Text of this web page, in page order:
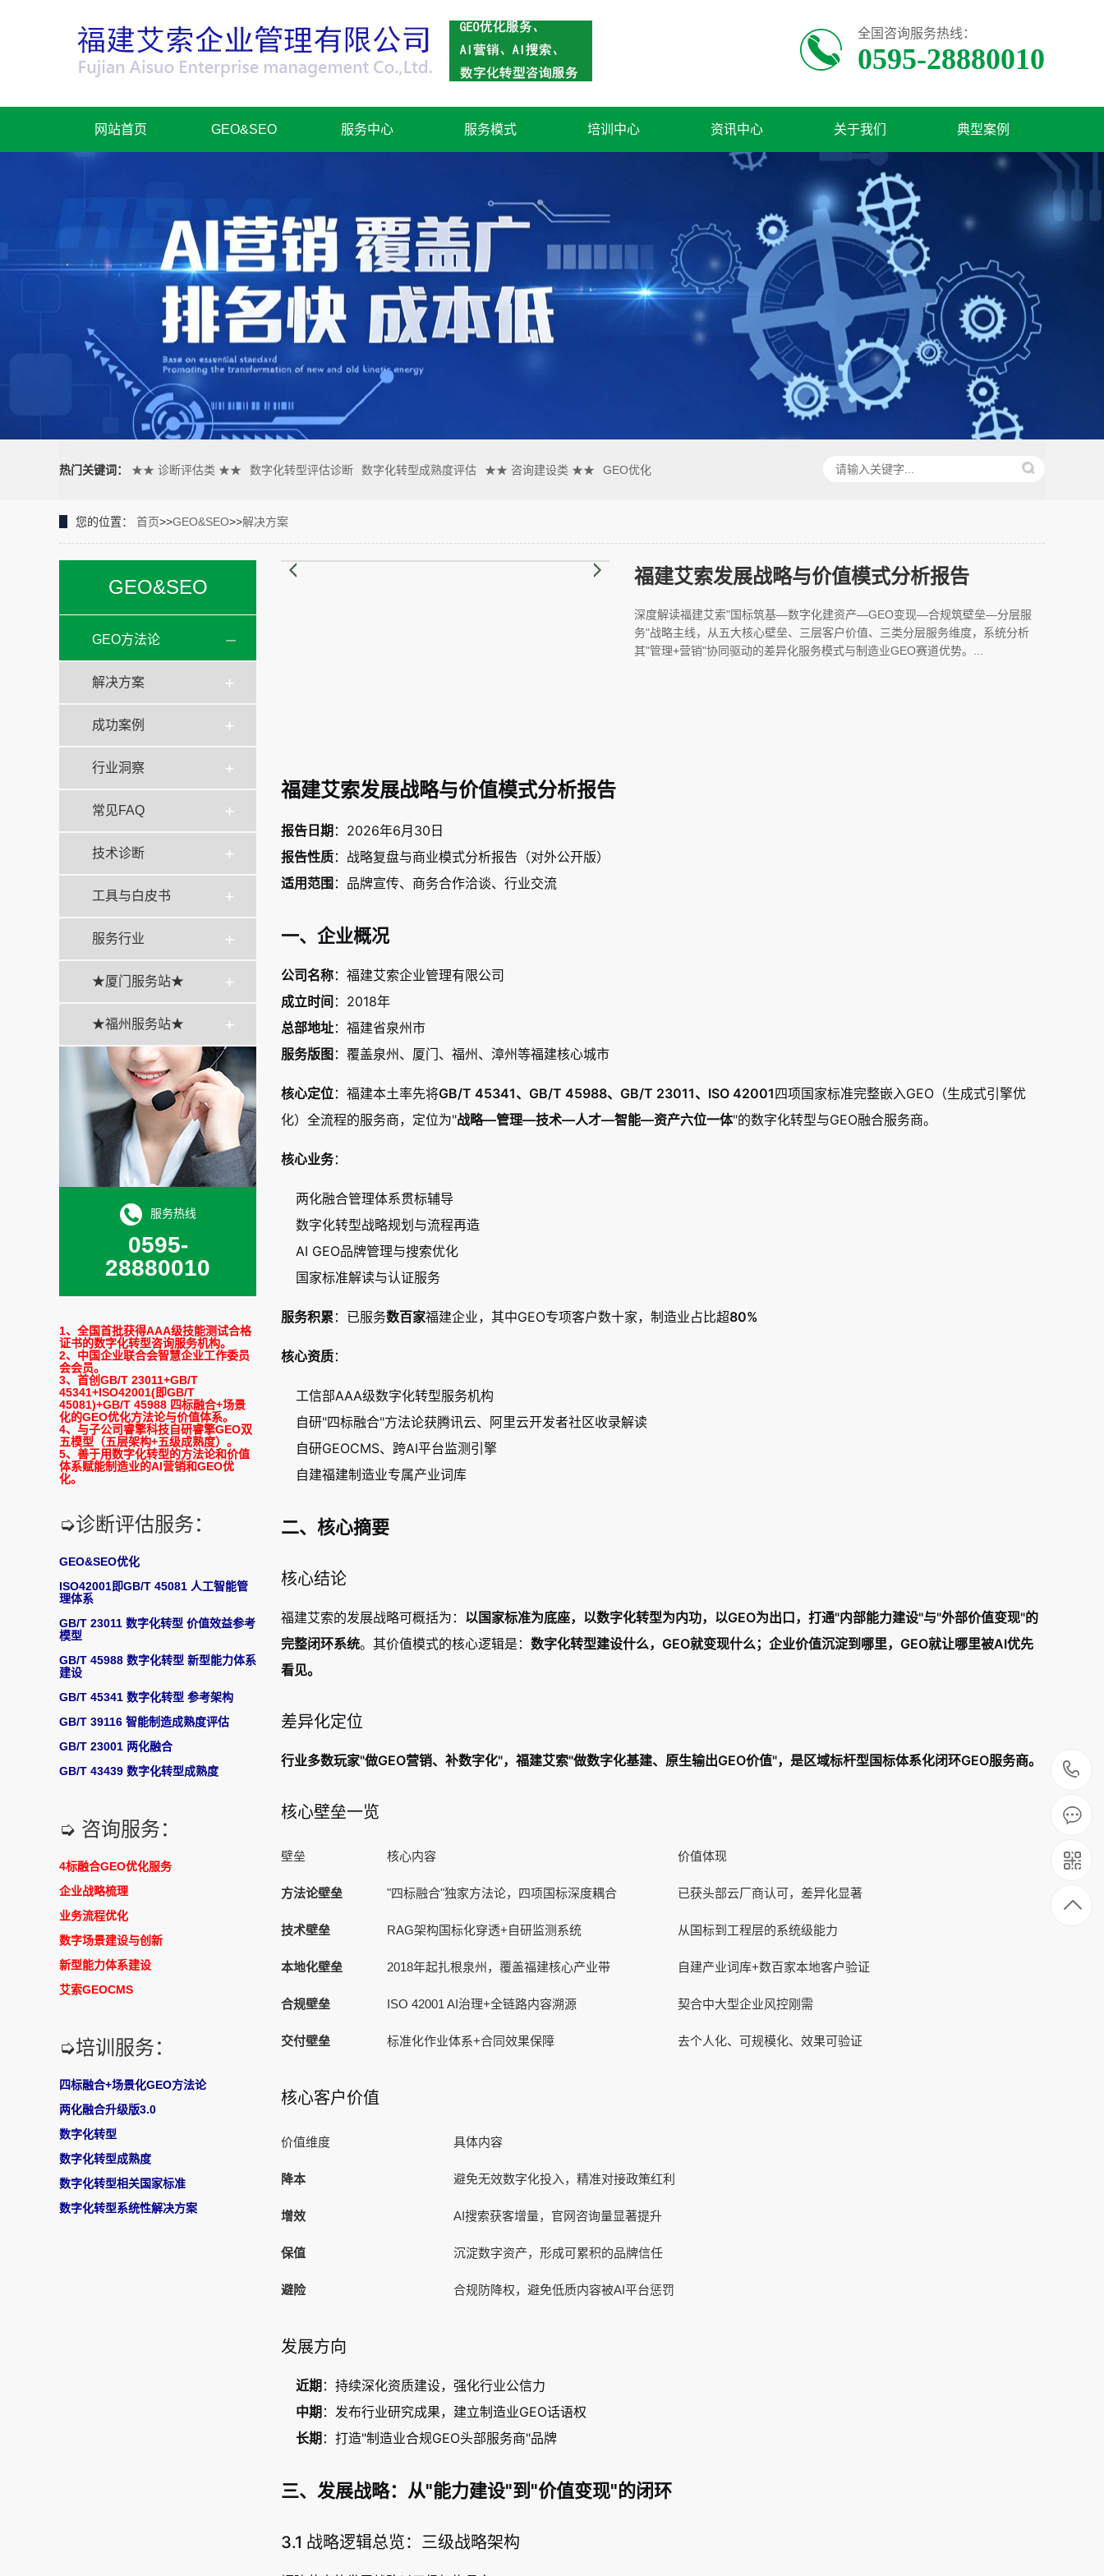
全国咨询服务热线：
0595-28880010
网站首页 GEO&SEO 服务中心 服务模式 培训中心 资讯中心 关于我们 典型案例
热门关键词： ★★ 诊断评估类 ★★ 数字化转型评估诊断 数字化转型成熟度评估 ★★ 咨询建设类 ★★ GEO优化
您的位置： 首页>>GEO&SEO>>解决方案
GEO&SEO
GEO方法论
解决方案
成功案例
行业洞察
常见FAQ
技术诊断
工具与白皮书
服务行业
★厦门服务站★
★福州服务站★
服务热线
0595-
28880010
1、全国首批获得AAA级技能测试合格
证书的数字化转型咨询服务机构。
2、中国企业联合会智慧企业工作委员
会会员。
3、首创GB/T 23011+GB/T
45341+ISO42001(即GB/T
45081)+GB/T 45988 四标融合+场景
化的GEO优化方法论与价值体系。
4、与子公司睿擎科技自研睿擎GEO双
五模型（五层架构+五级成熟度）。
5、善于用数字化转型的方法论和价值
体系赋能制造业的AI营销和GEO优
化。
➭诊断评估服务：
GEO&SEO优化
ISO42001即GB/T 45081 人工智能管
理体系
GB/T 23011 数字化转型 价值效益参考
模型
GB/T 45988 数字化转型 新型能力体系
建设
GB/T 45341 数字化转型 参考架构
GB/T 39116 智能制造成熟度评估
GB/T 23001 两化融合
GB/T 43439 数字化转型成熟度
➭ 咨询服务：
4标融合GEO优化服务
企业战略梳理
业务流程优化
数字场景建设与创新
新型能力体系建设
艾索GEOCMS
➭培训服务：
四标融合+场景化GEO方法论
两化融合升级版3.0
数字化转型
数字化转型成熟度
数字化转型相关国家标准
数字化转型系统性解决方案
福建艾索发展战略与价值模式分析报告
深度解读福建艾索"国标筑基—数字化建资产—GEO变现—合规筑壁垒—分层服
务"战略主线，从五大核心壁垒、三层客户价值、三类分层服务维度，系统分析
其"管理+营销"协同驱动的差异化服务模式与制造业GEO赛道优势。...
福建艾索发展战略与价值模式分析报告
报告日期 ：2026年6月30日
报告性质：战略复盘与商业模式分析报告（对外公开版）
适用范围 ：品牌宣传、商务合作洽谈、行业交流
一、企业概况
公司名称：福建艾索企业管理有限公司
成立时间 ：2018年
总部地址：福建省泉州市
服务版图 ：覆盖泉州、厦门、福州、漳州等福建核心城市
核心定位：福建本土率先将GB/T 45341、GB/T 45988、GB/T 23011、ISO 42001四项国家标准完整嵌入GEO（生成式引擎优
化）全流程的服务商，定位为"战略—管理—技术—人才—智能—资产六位一体"的数字化转型与GEO融合服务商。
核心业务：
两化融合管理体系贯标辅导
数字化转型战略规划与流程再造
AI GEO品牌管理与搜索优化
国家标准解读与认证服务
服务积累 ：已服务数百家福建企业，其中GEO专项客户数十家，制造业占比超80%
核心资质：
工信部AAA级数字化转型服务机构
自研"四标融合"方法论获腾讯云、阿里云开发者社区收录解读
自研GEOCMS、跨AI平台监测引擎
自建福建制造业专属产业词库
二、核心摘要
核心结论
福建艾索的发展战略可概括为： 以国家标准为底座，以数字化转型为内功，以GEO为出口，打通"内部能力建设"与"外部价值变现"的
完整闭环系统。其价值模式的核心逻辑是： 数字化转型建设什么，GEO就变现什么；企业价值沉淀到哪里，GEO就让哪里被AI优先
看见。
差异化定位
行业多数玩家"做GEO营销、补数字化"，福建艾索"做数字化基建、原生输出GEO价值"，是区域标杆型国标体系化闭环GEO服务商。
核心壁垒一览
壁垒 核心内容 价值体现
方法论壁垒 "四标融合"独家方法论，四项国标深度耦合 已获头部云厂商认可，差异化显著
技术壁垒 RAG架构国标化穿透+自研监测系统 从国标到工程层的系统级能力
本地化壁垒 2018年起扎根泉州，覆盖福建核心产业带 自建产业词库+数百家本地客户验证
合规壁垒 ISO 42001 AI治理+全链路内容溯源 契合中大型企业风控刚需
交付壁垒 标准化作业体系+合同效果保障 去个人化、可规模化、效果可验证
核心客户价值
价值维度 具体内容
降本 避免无效数字化投入，精准对接政策红利
增效 AI搜索获客增量，官网咨询量显著提升
保值 沉淀数字资产，形成可累积的品牌信任
避险 合规防降权，避免低质内容被AI平台惩罚
发展方向
近期 ：持续深化资质建设，强化行业公信力
中期 ：发布行业研究成果，建立制造业GEO话语权
长期 ：打造"制造业合规GEO头部服务商"品牌
三、发展战略：从"能力建设"到"价值变现"的闭环
3.1 战略逻辑总览：三级战略架构